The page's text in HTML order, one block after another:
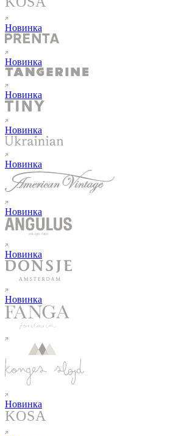
Новинка
Новинка
Новинка
Новинка
Новинка
Новинка
Новинка
Новинка
Новинка